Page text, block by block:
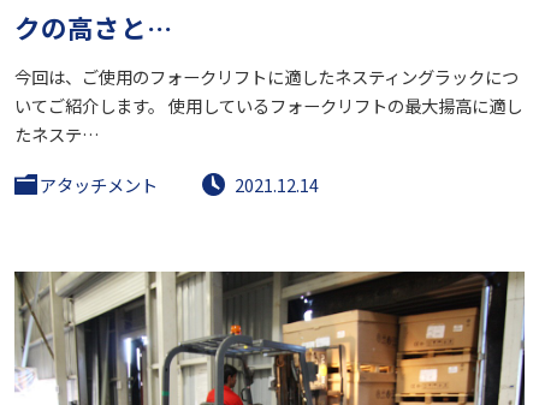
クの高さと…
今回は、ご使用のフォークリフトに適したネスティングラックにつ
いてご紹介します。 使用しているフォークリフトの最大揚高に適し
たネステ…
アタッチメント
2021.12.14